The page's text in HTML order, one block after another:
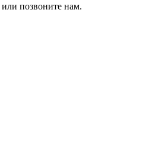
или позвоните нам.